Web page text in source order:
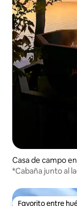
Casa de campo
*Cabaña junto al
Favorito entre